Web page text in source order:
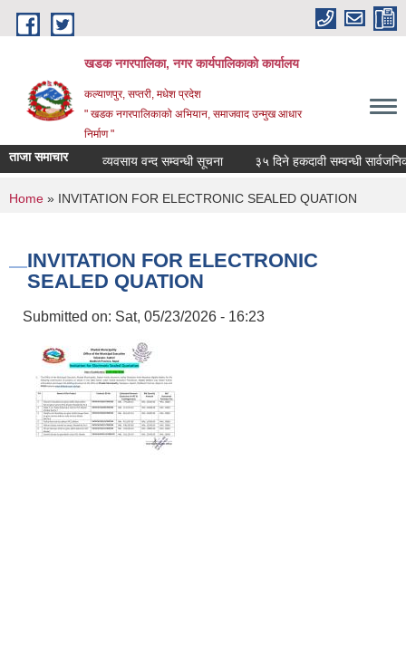
Skip to main content
खडक नगरपालिका, नगर कार्यपालिकाकाे कार्यालय
कल्याणपुर, सप्तरी, मधेश प्रदेश
" खडक नगरपालिकाको अभियान, समाजवाद उन्मुख आधार
निर्माण "
ताजा समाचार व्यवसाय वन्द सम्वन्धी सूचना ३५ दिने हकदावी सम्वन्धी सार्वजनिक
You are here
Home » INVITATION FOR ELECTRONIC SEALED QUATION
INVITATION FOR ELECTRONIC
SEALED QUATION
Submitted on: Sat, 05/23/2026 - 16:23